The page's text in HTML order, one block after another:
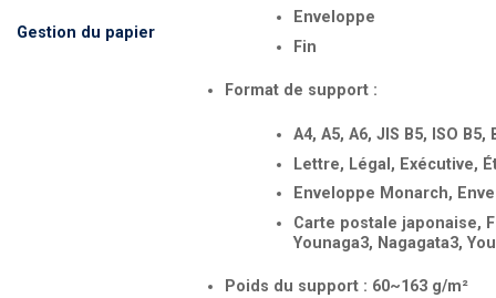
Gestion du papier
Enveloppe
Fin
Format de support :
A4, A5, A6, JIS B5, ISO B5,
Lettre, Légal, Exécutive,
Enveloppe Monarch,
Carte postale japonaise,
Younaga3, Nagagata3,
Poids du support : 60~163 g/m²